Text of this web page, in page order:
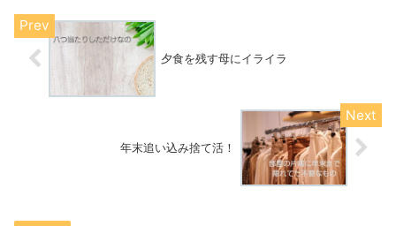
夕食を残す母にイライラ
年末追い込み捨て活！